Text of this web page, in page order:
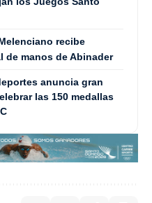
recibe
de manos de Abinader
anuncia gran
las 150 medallas